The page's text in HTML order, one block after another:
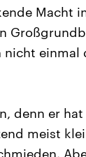
Macht
nicht einmal
denn er
meist